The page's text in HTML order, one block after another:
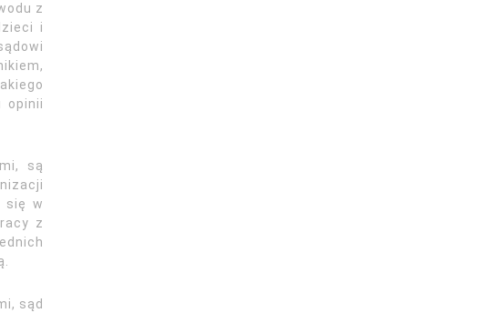
z
i
opinii
są
się w
z
sąd